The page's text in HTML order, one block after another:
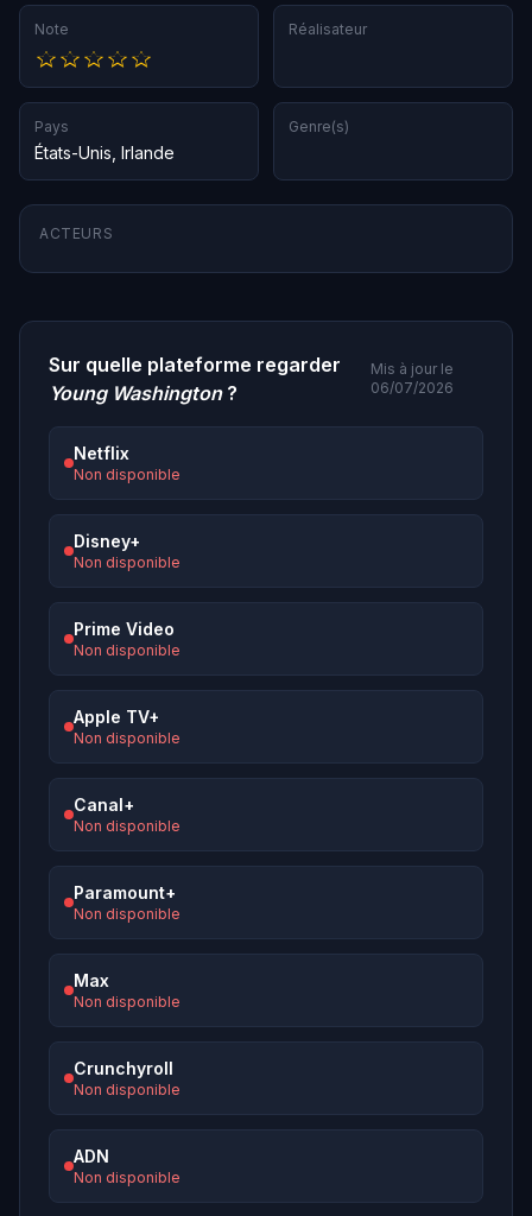
Note Réalisateur
Pays
États-Unis Irlande
Genre(s)
ACTEURS
Sur quelle plateforme regarder
Young Washington?
Mis à jour le
06/07/2026
Netflix
Non disponible
Disney+
Non disponible
Prime Video
Non disponible
Apple TV+
Non disponible
Canal+
Non disponible
Paramount+
Non disponible
Max
Non disponible
Crunchyroll
Non disponible
ADN
Non disponible